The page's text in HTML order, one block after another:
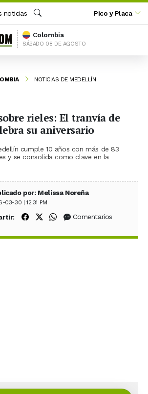
noticias
Buscar
Pico y Placa
Colombia
SÁBADO 08 DE AGOSTO
NOTICIAS DE MEDELLÍN
rieles: El tranvía de
su aniversario
cumple 10 años con más de 83
y se consolida como clave en la
por: Melissa Noreña
03-30 | 12:31 PM
Compartir en Facebook
Compartir en X (Twitter)
Compartir en WhatsApp
Comentarios